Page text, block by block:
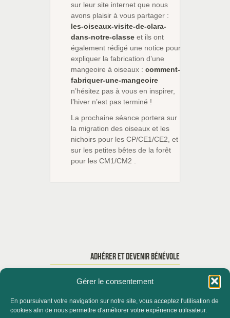
Gérer le consentement
En poursuivant votre navigation sur notre site, vous acceptez l'utilisation de
cookies afin de nous permettre d'améliorer votre expérience utilisateur.
sur leur site internet que nous
avons plaisir à vous partager :
les-oiseaux-visite-de-clara-
dans-notre-classe et ils ont
également rédigé une notice pour
expliquer la fabrication d’une
mangeoire à oiseaux : comment-
fabriquer-une-mangeoire
n’hésitez pas à vous en inspirer,
l’hiver n’est pas terminé !
La prochaine séance portera sur
la migration des oiseaux et les
nichoirs pour les CP/CE1/CE2, et
sur les petites bêtes de la forêt
pour les CM1/CM2 .
ADHÉRER ET DEVENIR BÉNÉVOLE
ACCUEIL QUI SOMMES-NOUS ?